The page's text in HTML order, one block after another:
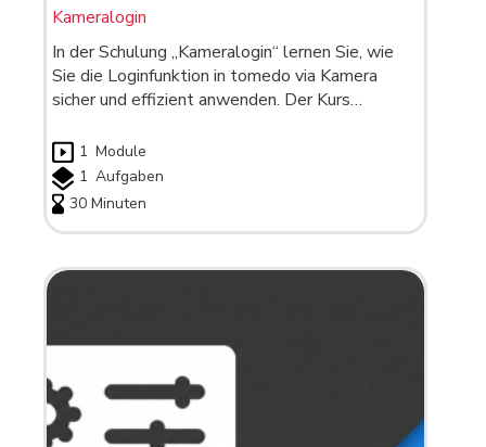
Kameralogin
In der Schulung „Kameralogin“ lernen Sie, wie
Sie die Loginfunktion in tomedo via Kamera
sicher und effizient anwenden. Der Kurs…
1 Module
1 Aufgaben
30 Minuten